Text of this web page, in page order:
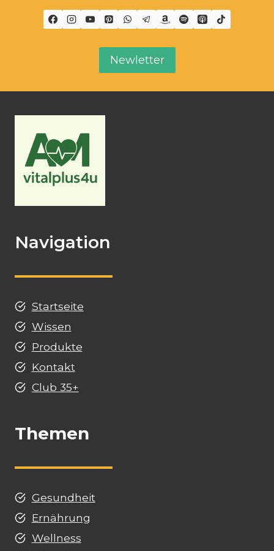
Newletter
Navigation
Startseite
Wissen
Produkte
Kontakt
Club 35+
Themen
Gesundheit
Ernährung
Wellness